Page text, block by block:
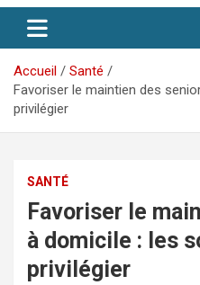
Adiu
Agence D'Informations
Accueil
Santé
Favoriser le maintien des
privilégier
SANTÉ
Favoriser le
à domicile : les
privilégier